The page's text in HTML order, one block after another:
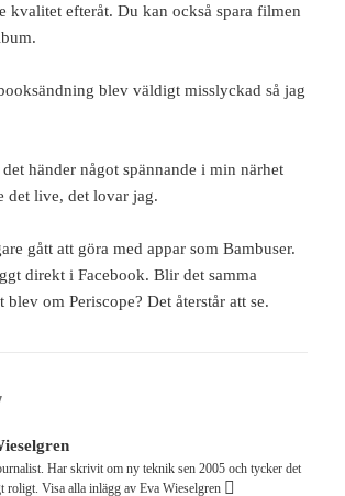
kvalitet efteråt. Du kan också spara filmen
blev väldigt misslyckad så jag
händer något spännande i min närhet
det live, det lovar jag.
gått att göra med appar som Bambuser.
direkt i Facebook. Blir det samma
blev om Periscope? Det återstår att se.
Har skrivit om ny teknik sen 2005 och tycker det
roligt.Visa alla inlägg av Eva Wieselgren